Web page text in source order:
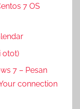
7 OS
otot)
7 – Pesan
connection